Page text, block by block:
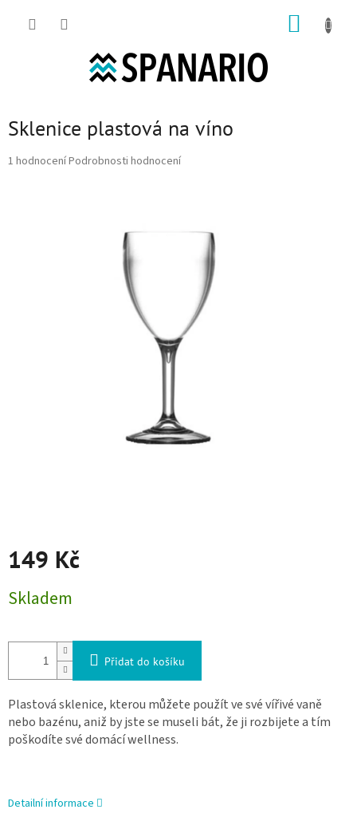
Sklenice plastová na víno
Průměrné hodnocení produktu je 5,0 z 5 hvězdiček.
1 hodnoceníPodrobnosti hodnocení
149 Kč
Skladem
Přidat do košíku
Plastová sklenice, kterou můžete použít ve své vířivé vaně
nebo bazénu, aniž by jste se museli bát, že ji rozbijete a tím
poškodíte své domácí wellness.
Detailní informace